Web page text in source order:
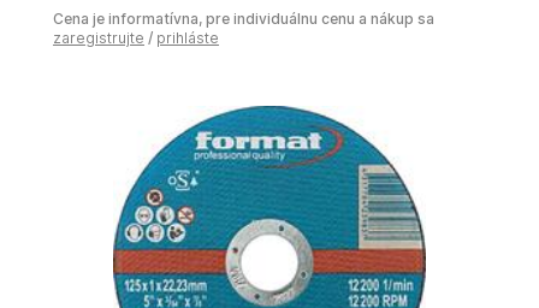
Cena je informatívna, pre individuálnu cenu a nákup sa
zaregistrujte / prihláste